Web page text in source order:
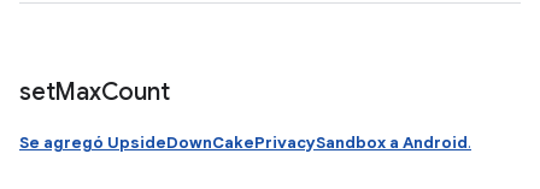
setMaxCount
Se agregó UpsideDownCakePrivacySandbox a Android.